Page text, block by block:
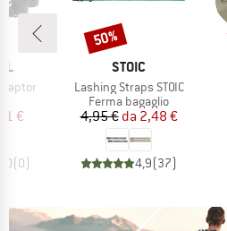
ridotto
€
(0)
MARCHIO
STOIC
Articolo
Lashing Straps STOIC
Gruppo di prodotti
Ferma bagaglio
Prezzo
4,95 € Prezzo ridotto
da 2,48 €
4,9(37)
Sconto
50%